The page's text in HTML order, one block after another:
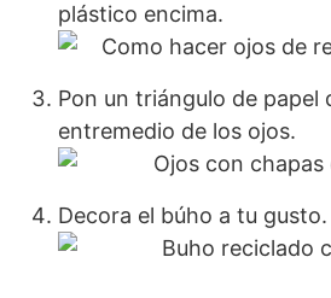
plástico encima.
Pon un triángulo de papel
entremedio de los ojos.
Decora el búho a tu gusto.